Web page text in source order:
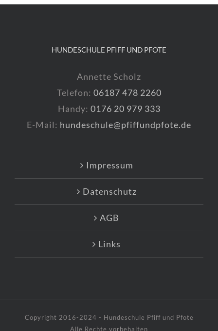
HUNDESCHULE PFIFF UND PFOTE
Annette Scholz
Telefon: 06187 478 2260
Handy: 0176 20 979 333
E-Mail: hundeschule@pfiffundpfote.de
Impressum
Datenschutz
AGB
Links
Copyright 2016-2024 - Hundeschule Pfiff und Pfote
Alle Rechte vorbehalten